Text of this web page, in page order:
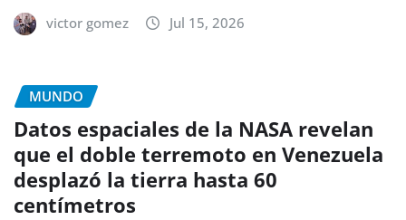
victor gomez Jul 15, 2026
MUNDO
Datos espaciales de la NASA revelan
que el doble terremoto en Venezuela
desplazó la tierra hasta 60
centímetros